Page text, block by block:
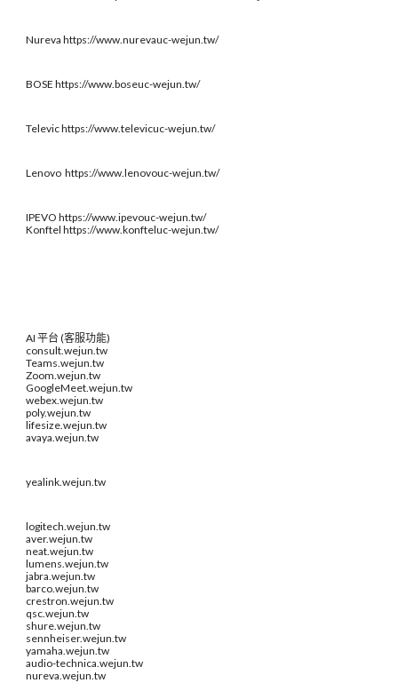
Nureva https://www.nurevauc-wejun.tw/
BOSE https://www.boseuc-wejun.tw/
Televic https://www.televicuc-wejun.tw/
Lenovo https://www.lenovouc-wejun.tw/
IPEVO https://www.ipevouc-wejun.tw/
Konftel https://www.konfteluc-wejun.tw/
AI 平台 (客服功能)
consult.wejun.tw
Teams.wejun.tw
Zoom.wejun.tw
GoogleMeet.wejun.tw
webex.wejun.tw
poly.wejun.tw
lifesize.wejun.tw
avaya.wejun.tw
yealink.wejun.tw
logitech.wejun.tw
aver.wejun.tw
neat.wejun.tw
lumens.wejun.tw
jabra.wejun.tw
barco.wejun.tw
crestron.wejun.tw
qsc.wejun.tw
shure.wejun.tw
sennheiser.wejun.tw
yamaha.wejun.tw
audio-technica.wejun.tw
nureva.wejun.tw